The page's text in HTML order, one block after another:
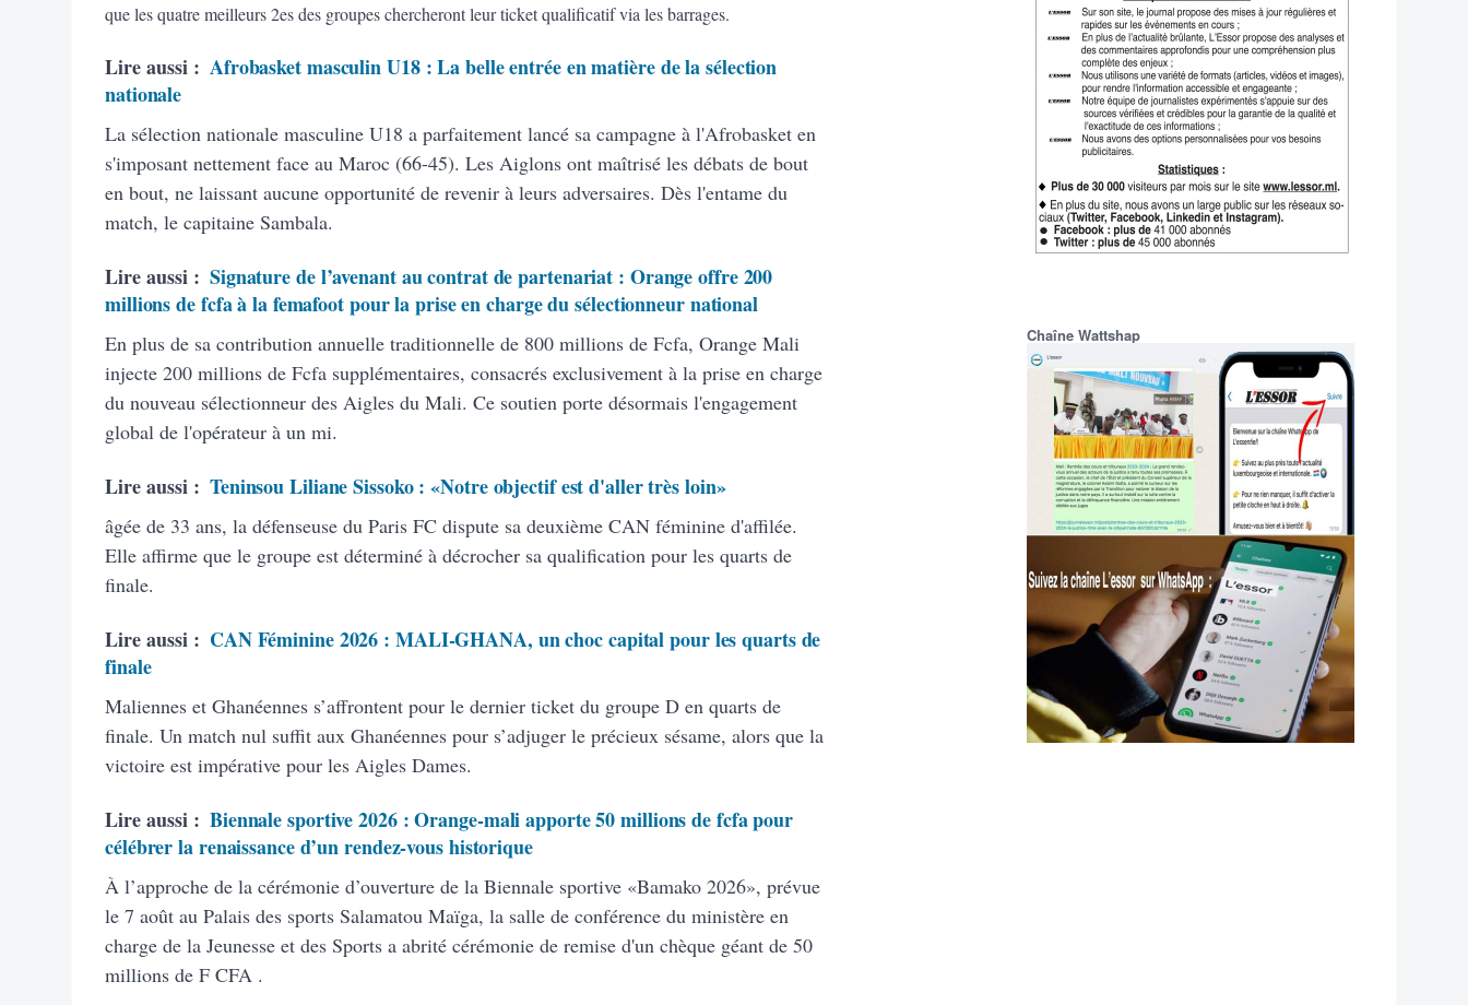
que les quatre meilleurs 2es des groupes chercheront leur ticket qualificatif via les barrages.
Lire aussi : Afrobasket masculin U18 : La belle entrée en matière de la sélection
nationale
La sélection nationale masculine U18 a parfaitement lancé sa campagne à l'Afrobasket en
s'imposant nettement face au Maroc (66-45). Les Aiglons ont maîtrisé les débats de bout
en bout, ne laissant aucune opportunité de revenir à leurs adversaires. Dès l'entame du
match, le capitaine Sambala.
Lire aussi : Signature de l’avenant au contrat de partenariat : Orange offre 200
millions de fcfa à la femafoot pour la prise en charge du sélectionneur national
En plus de sa contribution annuelle traditionnelle de 800 millions de Fcfa, Orange Mali
injecte 200 millions de Fcfa supplémentaires, consacrés exclusivement à la prise en charge
du nouveau sélectionneur des Aigles du Mali. Ce soutien porte désormais l'engagement
global de l'opérateur à un mi.
Lire aussi : Teninsou Liliane Sissoko : «Notre objectif est d'aller très loin»
âgée de 33 ans, la défenseuse du Paris FC dispute sa deuxième CAN féminine d'affilée.
Elle affirme que le groupe est déterminé à décrocher sa qualification pour les quarts de
finale.
Lire aussi : CAN Féminine 2026 : MALI-GHANA, un choc capital pour les quarts de
finale
Maliennes et Ghanéennes s’affrontent pour le dernier ticket du groupe D en quarts de
finale. Un match nul suffit aux Ghanéennes pour s’adjuger le précieux sésame, alors que la
victoire est impérative pour les Aigles Dames.
Lire aussi : Biennale sportive 2026 : Orange-mali apporte 50 millions de fcfa pour
célébrer la renaissance d’un rendez-vous historique
À l’approche de la cérémonie d’ouverture de la Biennale sportive «Bamako 2026», prévue
le 7 août au Palais des sports Salamatou Maïga, la salle de conférence du ministère en
charge de la Jeunesse et des Sports a abrité cérémonie de remise d'un chèque géant de 50
millions de F CFA .
Chaîne Wattshap